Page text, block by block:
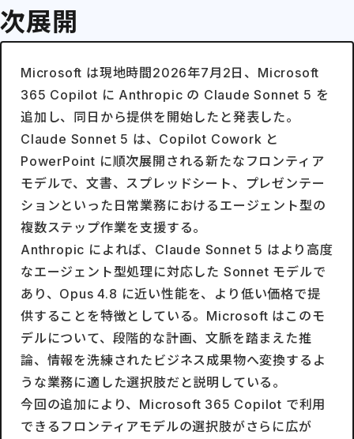
次展開
Microsoft は現地時間2026年7月2日、Microsoft
365 Copilot に Anthropic の Claude Sonnet 5 を
追加し、同日から提供を開始したと発表した。
Claude Sonnet 5 は、Copilot Cowork と
PowerPoint に順次展開される新たなフロンティア
モデルで、文書、スプレッドシート、プレゼンテー
ションといった日常業務におけるエージェント型の
複数ステップ作業を支援する。
Anthropic によれば、Claude Sonnet 5 はより高度
なエージェント型処理に対応した Sonnet モデルで
あり、Opus 4.8 に近い性能を、より低い価格で提
供することを特徴としている。Microsoft はこのモ
デルについて、段階的な計画、文脈を踏まえた推
論、情報を洗練されたビジネス成果物へ変換するよ
うな業務に適した選択肢だと説明している。
今回の追加により、Microsoft 365 Copilot で利用
できるフロンティアモデルの選択肢がさらに広が